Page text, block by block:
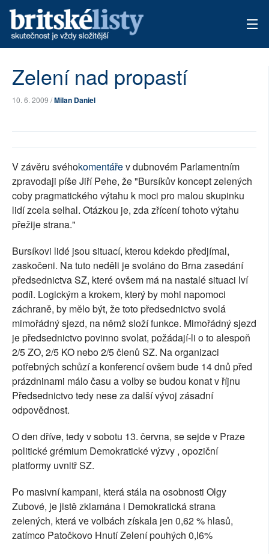
PŘÍSPĚVKY NA PROVOZ
Zelení nad propastí
10. 6. 2009 /Milan Daniel
V závěru svéhokomentářev dubnovém Parlamentním
zpravodaji píše Jiří Pehe, že "Bursíkův koncept zelených
coby pragmatického výtahu k moci pro malou skupinku
lidí zcela selhal. Otázkou je, zda zřícení tohoto výtahu
přežije strana."
Bursíkovi lidé jsou situací, kterou kdekdo předjímal,
zaskočeni. Na tuto neděli je svoláno do Brna zasedání
předsednictva SZ, které ovšem má na nastalé situaci lví
podíl. Logickým a krokem, který by mohl napomoci
záchraně, by mělo být, že toto předsednictvo svolá
mimořádný sjezd, na němž složí funkce. Mimořádný sjezd
je předsednictvo povinno svolat, požádají-li o to alespoň
2/5 ZO, 2/5 KO nebo 2/5 členů SZ. Na organizaci
potřebných schůzí a konferencí ovšem bude 14 dnů před
prázdninami málo času a volby se budou konat v říjnu
Předsednictvo tedy nese za další vývoj zásadní
odpovědnost.
O den dříve, tedy v sobotu 13. června, se sejde v Praze
politické grémium Demokratické výzvy , opoziční
platformy uvnitř SZ.
Po masivní kampani, která stála na osobnosti Olgy
Zubové, je jistě zklamána i Demokratická strana
zelených, která ve volbách získala jen 0,62 % hlasů,
zatímco Patočkovo Hnutí Zelení pouhých 0,l6%